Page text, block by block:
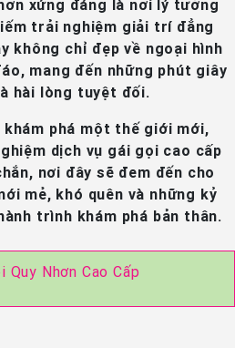
xứng đáng là nơi lý tưởng
trải nghiệm giải trí đẳng
không chỉ đẹp về ngoại hình
mang đến những phút giây
hài lòng tuyệt đối.
khám phá một thế giới mới,
dịch vụ gái gọi cao cấp
nơi đây sẽ đem đến cho
mẻ, khó quên và những kỷ
trình khám phá bản thân.
Quy Nhơn Cao Cấp